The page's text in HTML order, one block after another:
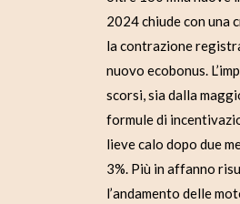
2024 chiude con una
la contrazione
nuovo ecobonus.
scorsi, sia dalla
formule di
lieve calo dopo due
3%. Più in affanno
l’andamento delle